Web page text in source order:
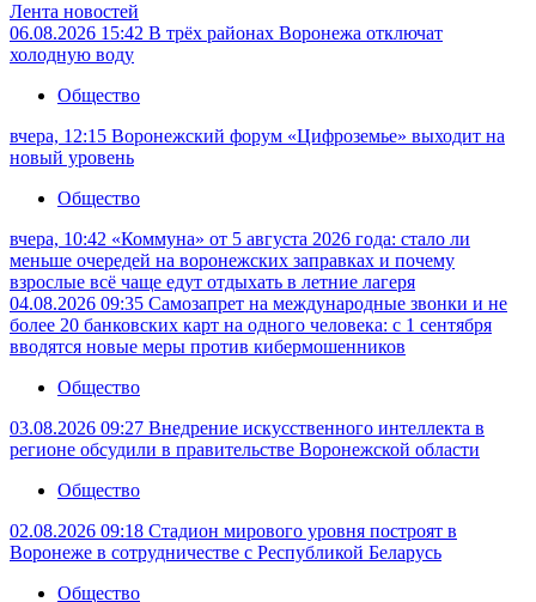
Лента новостей
06.08.2026 15:42 В трёх районах Воронежа отключат
холодную воду
Общество
вчера, 12:15 Воронежский форум «Цифроземье» выходит на
новый уровень
Общество
вчера, 10:42 «Коммуна» от 5 августа 2026 года: стало ли
меньше очередей на воронежских заправках и почему
взрослые всё чаще едут отдыхать в летние лагеря
04.08.2026 09:35 Самозапрет на международные звонки и не
более 20 банковских карт на одного человека: с 1 сентября
вводятся новые меры против кибермошенников
Общество
03.08.2026 09:27 Внедрение искусственного интеллекта в
регионе обсудили в правительстве Воронежской области
Общество
02.08.2026 09:18 Стадион мирового уровня построят в
Воронеже в сотрудничестве с Республикой Беларусь
Общество